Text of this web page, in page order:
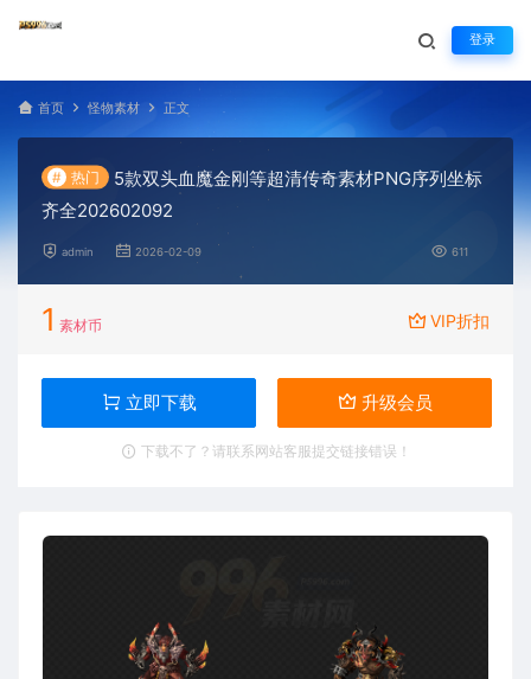
登录
首页 怪物素材 正文
# 热门
5款双头血魔金刚等超清传奇素材PNG序列坐标
齐全202602092
admin 2026-02-09 611
1 素材币 VIP折扣
立即下载 升级会员
下载不了？请联系网站客服提交链接错误！